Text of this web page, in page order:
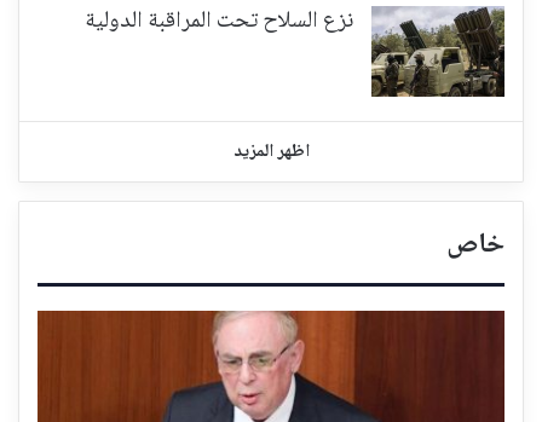
نزع السلاح تحت المراقبة الدولية
اظهر المزيد
خاص